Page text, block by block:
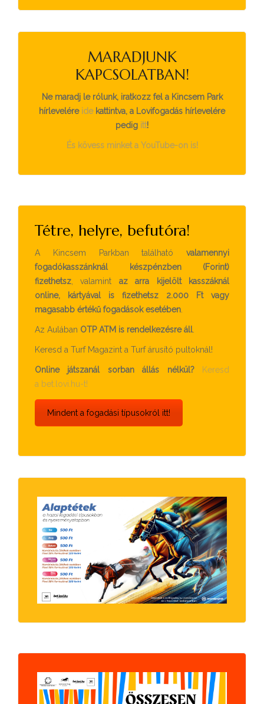
MARADJUNK
KAPCSOLATBAN!
Ne maradj le rólunk, iratkozz fel a Kincsem Park
hírlevelére idekattintva, a Lovifogadás hírlevelére
pedig itt!
És kövess minket a YouTube-on is!
Tétre, helyre, befutóra!
A Kincsem Parkban található valamennyi
fogadókasszánknál készpénzben (Forint)
fizethetsz, valamint az arra kijelölt kasszáknál
online, kártyával is fizethetsz 2.000 Ft vagy
magasabb értékű fogadások esetében.
Az Aulában OTP ATM is rendelkezésre áll.
Keresd a Turf Magazint a Turf árusító pultoknál!
Online játszanál sorban állás nélkül?
Keresd
a bet.lovi.hu-t!
Mindent a fogadási típusokról itt!